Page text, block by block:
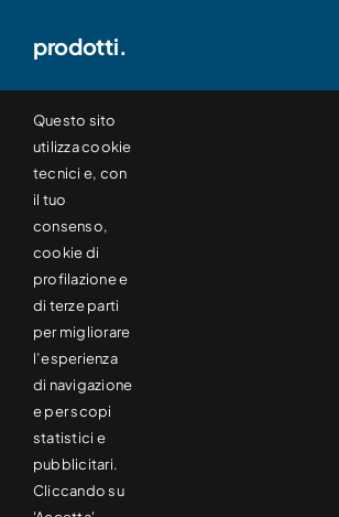
prodotti.
TAGLIERINE RIBOBINATRICI
SVOLGITORI
RIBOBINATRICI
TAGLIATUBI
MONOPIEGA
ALTRO
Questo sito
utilizza cookie
tecnici e, con
il tuo
consenso,
cookie di
profilazione e
di terze parti
per migliorare
l’esperienza
di navigazione
e per scopi
statistici e
pubblicitari.
Cliccando su